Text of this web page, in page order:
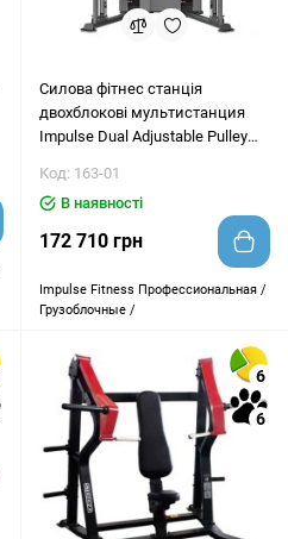
Силова фітнес станція
двохблокові мультистанция
Impulse Dual Adjustable Pulley
Код: 163-01
В наявності
172 710 грн
Impulse Fitness Профессиональная /
Грузоблочные /
6
6